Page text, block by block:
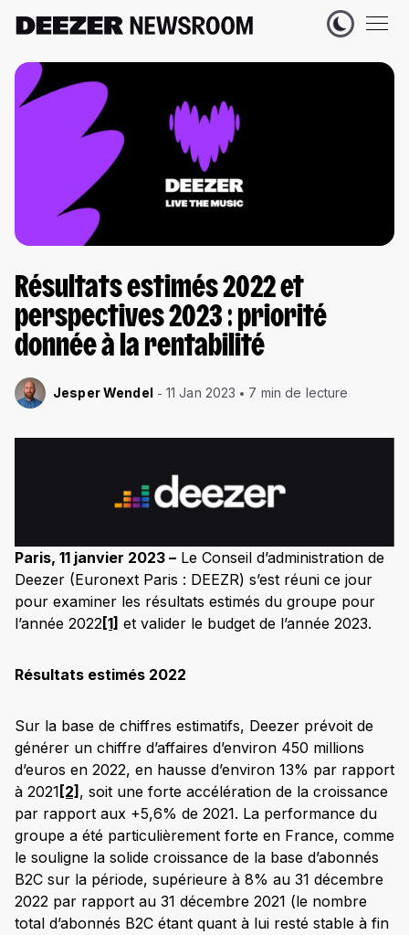
Résultats estimés 2022 et
perspectives 2023 : priorité
donnée à la rentabilité
Jesper Wendel 11 Jan 2023 7 min de lecture
Paris, 11 janvier 2023 – Le Conseil d’administration de
Deezer (Euronext Paris : DEEZR) s’est réuni ce jour
pour examiner les résultats estimés du groupe pour
l’année 2022[1] et valider le budget de l’année 2023.
Résultats estimés 2022
Sur la base de chiffres estimatifs, Deezer prévoit de
générer un chiffre d’affaires d’environ 450 millions
d’euros en 2022, en hausse d’environ 13% par rapport
à 2021 [2] , soit une forte accélération de la croissance
par rapport aux +5,6% de 2021. La performance du
groupe a été particulièrement forte en France, comme
le souligne la solide croissance de la base d’abonnés
B2C sur la période, supérieure à 8% au 31 décembre
2022 par rapport au 31 décembre 2021 (le nombre
total d’abonnés B2C étant quant à lui resté stable à fin